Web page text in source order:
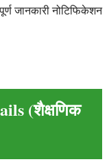
जानकारी नोटिफिकेशन
(शैक्षणिक